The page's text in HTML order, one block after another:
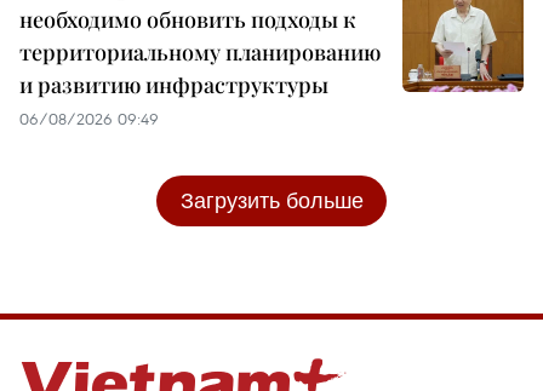
необходимо обновить подходы к
территориальному планированию
и развитию инфраструктуры
06/08/2026 09:49
Загрузить больше